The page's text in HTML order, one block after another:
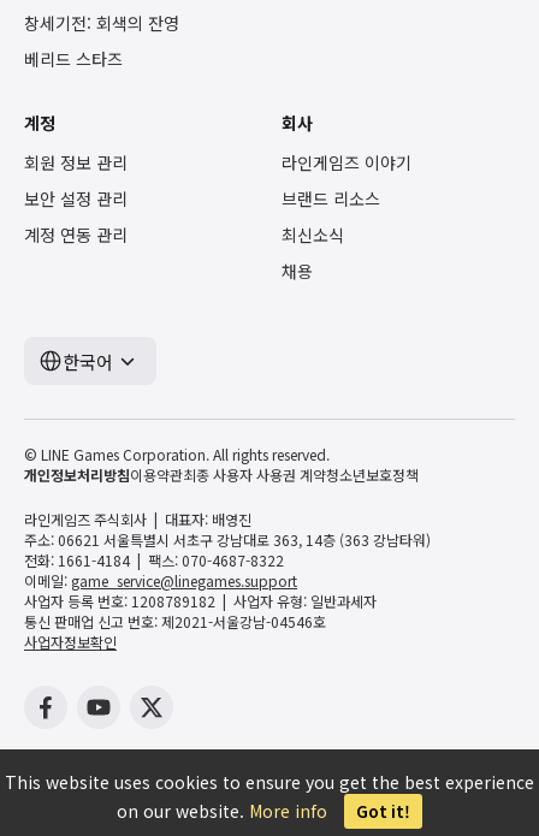
창세기전: 회색의 잔영
베리드 스타즈
계정
회원 정보 관리
보안 설정 관리
계정 연동 관리
회사
라인게임즈 이야기
브랜드 리소스
최신소식
채용
한국어
© LINE Games Corporation. All rights reserved.
개인정보처리방침이용약관최종 사용자 사용권 계약청소년보호정책
라인게임즈 주식회사
대표자: 배영진
주소: 06621 서울특별시 서초구 강남대로 363, 14층 (363 강남타워)
전화: 1661-4184
팩스: 070-4687-8322
이메일: game_service@linegames.support
사업자 등록 번호: 1208789182
사업자 유형: 일반과세자
통신 판매업 신고 번호: 제2021-서울강남-04546호
사업자정보확인
This website uses cookies to ensure you get the best experience
on our website. More info Got it!